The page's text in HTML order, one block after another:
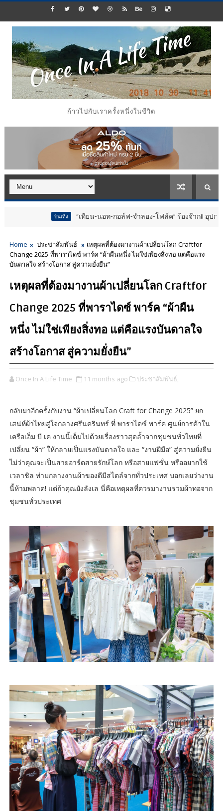
ก้าวไปกับเราครั้งหนึ่งในชีวิต
“เทียน-นอท-กอล์ฟ-จำลอง-โฟล์ค” ร้องจ๊าก!! อุปกรณ์ม่วนจอยงานวั
Home ประชาสัมพันธ์
เหตุผลที่ต้องมางานผ้าเปลี่ยนโลก Craftfor
Change 2025 ที่พาราไดซ์ พาร์ค “ผ้าผืนหนึ่ง ไม่ใช่เพียงสิ่งทอ แต่คือแรง
บันดาลใจ สร้างโอกาส สู่ความยั่งยืน”
เหตุผลที่ต้องมางานผ้าเปลี่ยนโลก Craftfor
Change 2025 ที่พาราไดซ์ พาร์ค “ผ้าผืน
หนึ่ง ไม่ใช่เพียงสิ่งทอ แต่คือแรงบันดาลใจ
สร้างโอกาส สู่ความยั่งยืน”
Once In A Life Time 11 months ago ประชาสัมพันธ์,
กลับมาอีกครั้งกับงาน “ผ้าเปลี่ยนโลก Craft for Change 2025” ยก
เสน่ห์ผ้าไทยสู่ใจกลางศรีนครินทร์ ที่ พาราไดซ์ พาร์ค ศูนย์การค้าใน
เครือเอ็ม บี เค งานนี้เต็มไปด้วยเรื่องราวสุดล้ำจากชุมชนทั่วไทยที่
เปลี่ยน “ผ้า” ให้กลายเป็นแรงบันดาลใจ และ “งานฝีมือ” สู่ความยั่งยืน
ไม่ว่าคุณจะเป็นสายอาร์ตสายรักษ์โลก หรือสายแฟชั่น หรืออยากใช้
เวลาชิล ท่ามกลางงานผ้าของดีมีสไตล์จากทั่วประเทศ บอกเลยว่างาน
นี้ห้ามพลาด! แต่ถ้าคุณยังลังเล นี่คือเหตุผลที่ควรมางานรวมผ้าทอจาก
ชุมชนทั่วประเทศ